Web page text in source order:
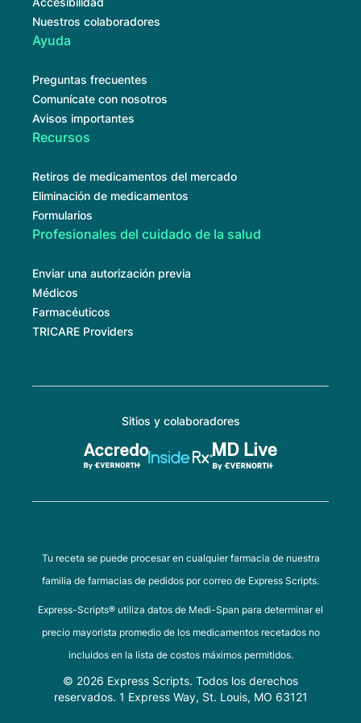
Nuestros colaboradores
Ayuda
Preguntas frecuentes
Comunícate con nosotros
Avisos importantes
Recursos
Retiros de medicamentos del mercado
Eliminación de medicamentos
Formularios
Profesionales del cuidado de la salud
Enviar una autorización previa
Médicos
Farmacéuticos
TRICARE Providers
Sitios y colaboradores
Tu receta se puede procesar en cualquier farmacia de nuestra
familia de farmacias de pedidos por correo de Express Scripts.
Express-Scripts® utiliza datos de Medi-Span para determinar el
precio mayorista promedio de los medicamentos recetados no
incluidos en la lista de costos máximos permitidos.
© 2026 Express Scripts. Todos los derechos
reservados. 1 Express Way, St. Louis, MO 63121